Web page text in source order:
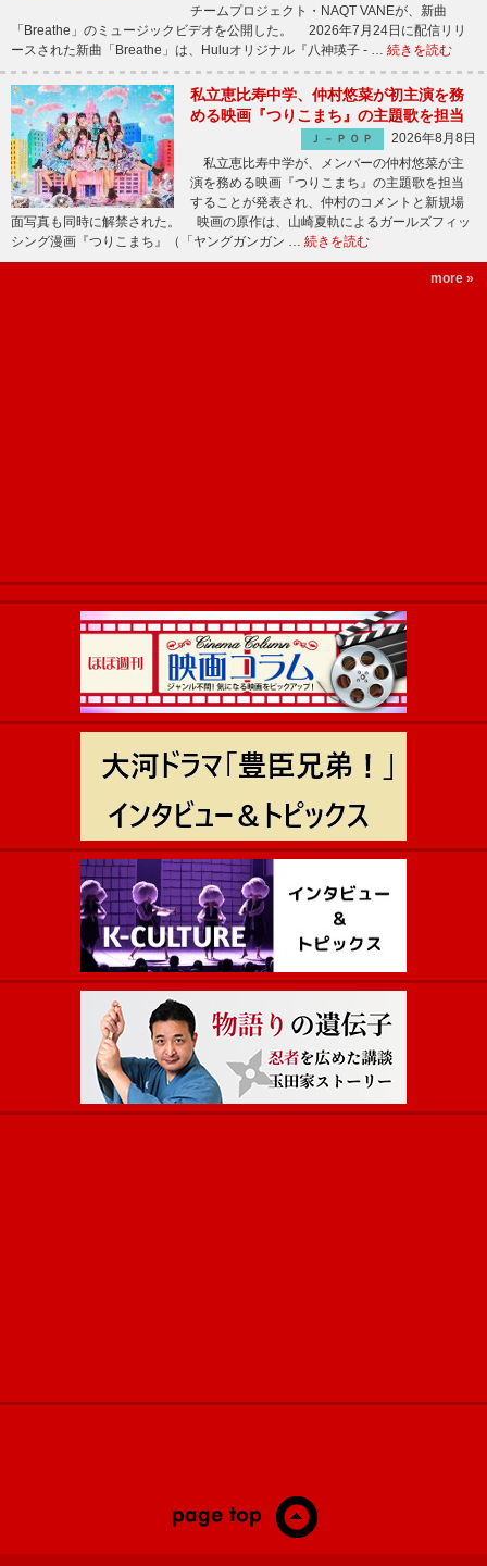
チームプロジェクト・NAQT VANEが、新曲
「Breathe」のミュージックビデオを公開した。 2026年7月24日に配信リリ
ースされた新曲「Breathe」は、Huluオリジナル『八神瑛子 - … 続きを読む
私立恵比寿中学、仲村悠菜が初主演を務
める映画『つりこまち』の主題歌を担当
Ｊ－ＰＯＰ
2026年8月8日
私立恵比寿中学が、メンバーの仲村悠菜が主
演を務める映画『つりこまち』の主題歌を担当
することが発表され、仲村のコメントと新規場
面写真も同時に解禁された。 映画の原作は、山崎夏軌によるガールズフィッ
シング漫画『つりこまち』（「ヤングガンガン … 続きを読む
more »